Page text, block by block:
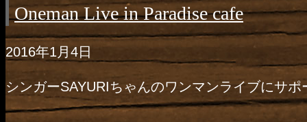
Oneman Live in Paradise cafe
2016年1月4日
シンガーSAYURIちゃんのワンマンライブにサ